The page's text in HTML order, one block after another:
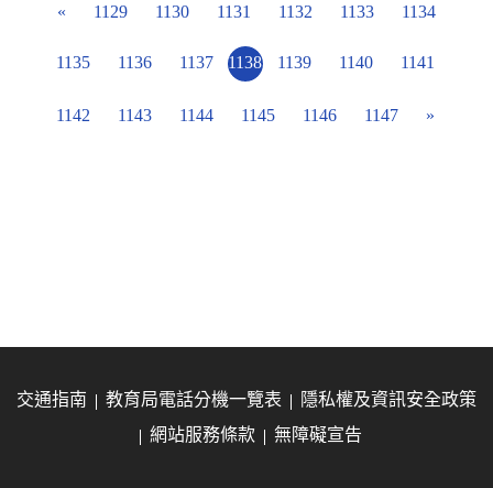
« 1129 1130 1131 1132 1133 1134
1135 1136 1137 1138 1139 1140 1141
1142 1143 1144 1145 1146 1147 »
交通指南 教育局電話分機一覽表
隱私權及資訊安全政策
網站服務條款
無障礙宣告